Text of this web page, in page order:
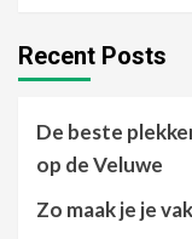
Recent Posts
De beste
op de Veluwe
Zo maak je je